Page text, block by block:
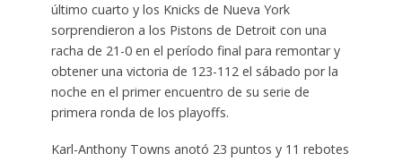
último cuarto y los Knicks de Nueva York
sorprendieron a los Pistons de Detroit con una
racha de 21-0 en el período final para remontar y
obtener una victoria de 123-112 el sábado por la
noche en el primer encuentro de su serie de
primera ronda de los playoffs.
Karl-Anthony Towns anotó 23 puntos y 11 rebotes